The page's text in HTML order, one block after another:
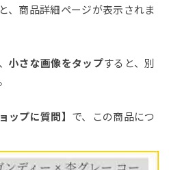
、商品詳細ページが表示されま
小さな画像をタップすると、別
ップに質問】 で、この商品につ